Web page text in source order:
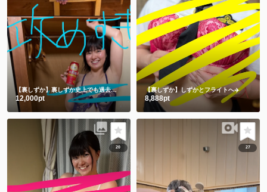
【裏しずか】裏しずか史上でも過去一を争う攻めすぎ写真集😂㊙️
12,000pt
【裏しずか】しずかとフライトへ✈️
8,888pt
20 27